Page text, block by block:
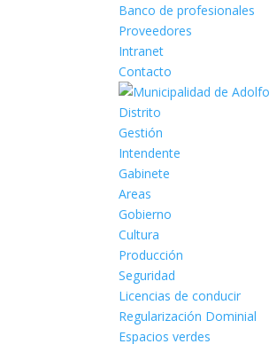
Banco de profesionales
Proveedores
Intranet
Contacto
Distrito
Gestión
Intendente
Gabinete
Areas
Gobierno
Cultura
Producción
Seguridad
Licencias de conducir
Regularización Dominial
Espacios verdes